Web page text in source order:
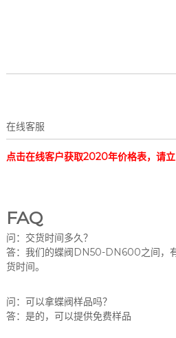
在线客服
点击在线客户获取2020年价格表，请立
FAQ
问：交货时间多久？
答：我们的蝶阀DN50-DN600之间，
货时间。
问：可以拿蝶阀样品吗？
答：是的，可以提供免费样品